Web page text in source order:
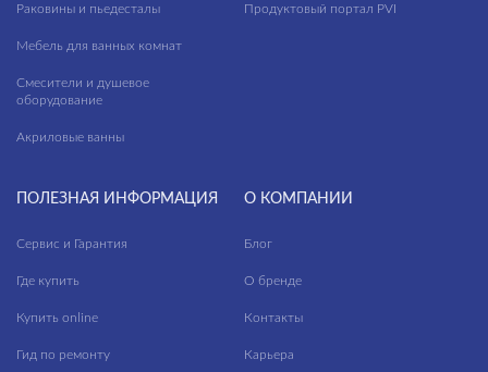
Раковины и пьедесталы
Мебель для ванных комнат
Смесители и душевое
оборудование
Акриловые ванны
Продуктовый портал PVI
ПОЛЕЗНАЯ ИНФОРМАЦИЯ
Сервис и Гарантия
Где купить
Купить online
Гид по ремонту
О КОМПАНИИ
Блог
О бренде
Контакты
Карьера